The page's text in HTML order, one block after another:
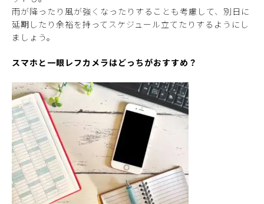
雨が降ったり風が強くなったりすることも考慮して、別日に
延期したり余裕を持ってスケジュール立てたりするようにし
ましょう。
スマホと一眼レフカメラはどっちがおすすめ？